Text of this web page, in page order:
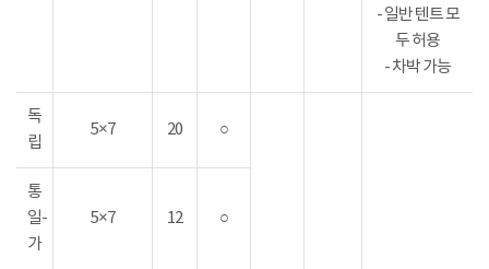
- 일반 텐트 모
두 허용
- 차박 가능
독
립
5×7 20 ○
통
일-
가
5×7 12 ○